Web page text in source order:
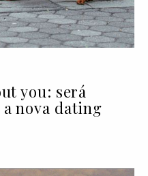
you: será
a nova dating